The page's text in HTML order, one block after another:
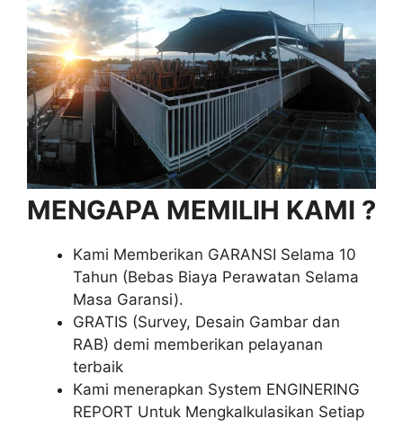
MENGAPA MEMILIH KAMI ?
Kami Memberikan GARANSI Selama 10
Tahun (Bebas Biaya Perawatan Selama
Masa Garansi).
GRATIS (Survey, Desain Gambar dan
RAB) demi memberikan pelayanan
terbaik
Kami menerapkan System ENGINERING
REPORT Untuk Mengkalkulasikan Setiap